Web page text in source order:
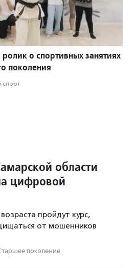
о спортивных занятиях
поколения
спорт
области
цифровой
пройдут курс,
от мошенников
поколение